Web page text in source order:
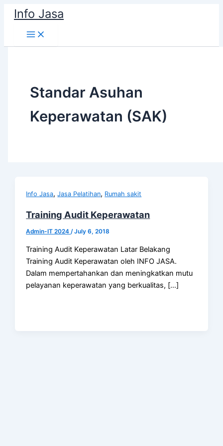
Skip
content
Info Jasa
Standar Asuhan
Keperawatan (SAK)
Info Jasa,Jasa Pelatihan, Rumah sakit
Training Audit Keperawatan
Admin-IT 2024/July 6, 2018
Training Audit Keperawatan Latar Belakang
Training Audit Keperawatan oleh INFO JASA.
Dalam mempertahankan dan meningkatkan mutu
pelayanan keperawatan yang berkualitas, […]